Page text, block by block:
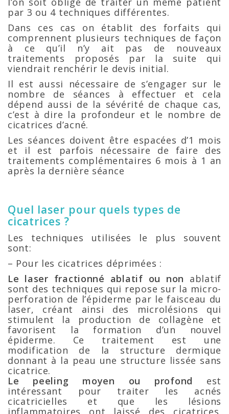
par 3 ou 4 techniques différentes.
Dans ces cas on établit des forfaits qui
comprennent plusieurs techniques de façon
à ce qu’il n’y ait pas de nouveaux
traitements proposés par la suite qui
viendrait renchérir le devis initial.
Il est aussi nécessaire de s’engager sur le
nombre de séances à effectuer et cela
dépend aussi de la sévérité de chaque cas,
c’est à dire la profondeur et le nombre de
cicatrices d’acné.
Les séances doivent être espacées d’1 mois
et il est parfois nécessaire de faire des
traitements complémentaires 6 mois à 1 an
après la dernière séance
Quel laser pour quels types de
cicatrices ?
Les techniques utilisées le plus souvent
sont:
– Pour les cicatrices déprimées :
Le laser fractionné ablatif ou non ablatif
sont des techniques qui repose sur la micro-
perforation de l’épiderme par le faisceau du
laser, créant ainsi des microlésions qui
stimulent la production de collagène et
favorisent la formation d’un nouvel
épiderme. Ce traitement est une
modification de la structure dermique
donnant à la peau une structure lissée sans
cicatrice.
Le peeling moyen ou profond est
intéressant pour traiter les acnés
cicatricielles et que les lésions
inflammatoires ont laissé des cicatrices.